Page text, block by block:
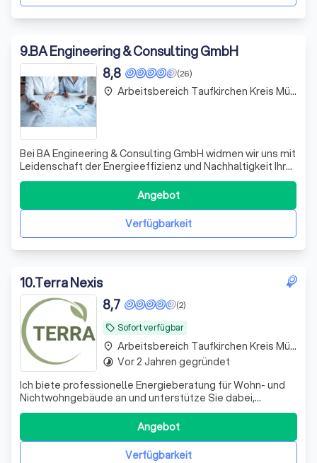
9.BA Engineering & Consulting GmbH
(26)
8,8
Bei BA Engineering & Consulting GmbH widmen wir uns mit
Leidenschaft der Energieeffizienz und Nachhaltigkeit Ihrer
Immobilie. Unser Team aus erfahrenen Energieberatern
steht bereit, um Ihnen durch maßgeschneiderte Lösungen
zu einem energieeffizienteren Zuhause zu verhelfen. Wir
bieten eine umfassendVerfügbarkeit
Angebot
place Arbeitsbereich Taufkirchen Kreis München
10.Terra Nexis
local_offer Sofort verfügbar
(2)
8,7
Ich biete professionelle Energieberatung für Wohn- und
Nichtwohngebäude an und unterstütze Sie dabei,
Energieeffizienz-Potenziale und aktuelle Förderungen
Verfügbarkeit
Angebot
place Arbeitsbereich Taufkirchen Kreis München
timelapse Vor 2 Jahren gegründet